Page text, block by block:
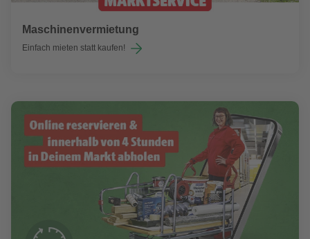
Maschinenvermietung
Einfach mieten statt kaufen!